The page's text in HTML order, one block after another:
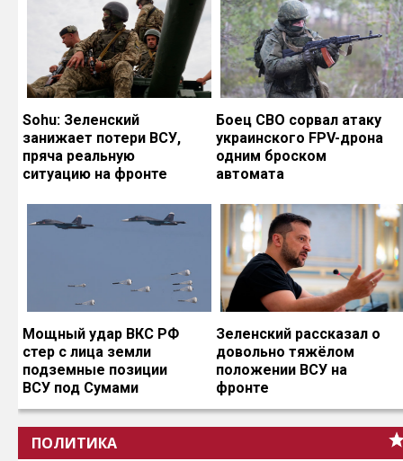
Sohu: Зеленский
занижает потери ВСУ,
пряча реальную
ситуацию на фронте
Боец СВО сорвал атаку
украинского FPV-дрона
одним броском
автомата
Мощный удар ВКС РФ
стер с лица земли
подземные позиции
ВСУ под Сумами
Зеленский рассказал о
довольно тяжёлом
положении ВСУ на
фронте
ПОЛИТИКА